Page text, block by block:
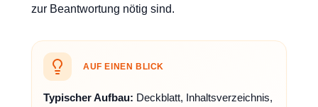
zur Beantwortung nötig sind.
AUF EINEN BLICK
Typischer Aufbau: Deckblatt, Inhaltsverzeichnis,